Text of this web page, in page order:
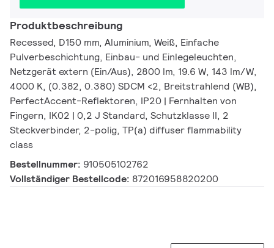
Produktbeschreibung
Recessed, D150 mm, Aluminium, Weiß, Einfache
Pulverbeschichtung, Einbau- und Einlegeleuchten,
Netzgerät extern (Ein/Aus), 2800 lm, 19.6 W, 143 lm/W,
4000 K, (0.382, 0.380) SDCM <2, Breitstrahlend (WB),
PerfectAccent-Reflektoren, IP20 | Fernhalten von
Fingern, IK02 | 0,2 J Standard, Schutzklasse II, 2
Steckverbinder, 2-polig, TP(a) diffuser flammability
class
Bestellnummer: 910505102762
Vollständiger Bestellcode: 872016958820200